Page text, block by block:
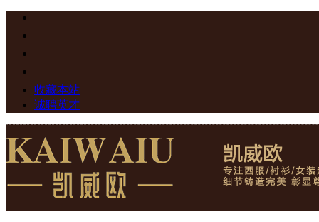
收藏本站
诚聘英才